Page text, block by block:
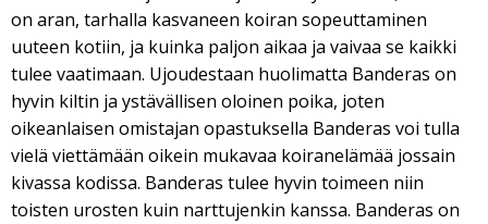
on aran, tarhalla kasvaneen koiran sopeuttaminen
uuteen kotiin, ja kuinka paljon aikaa ja vaivaa se kaikki
tulee vaatimaan. Ujoudestaan huolimatta Banderas on
hyvin kiltin ja ystävällisen oloinen poika, joten
oikeanlaisen omistajan opastuksella Banderas voi tulla
vielä viettämään oikein mukavaa koiranelämää jossain
kivassa kodissa. Banderas tulee hyvin toimeen niin
toisten urosten kuin narttujenkin kanssa. Banderas on